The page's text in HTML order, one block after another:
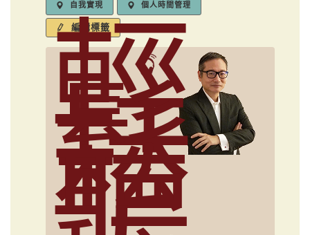
自我實現 個人時間管理
編輯標籤
輕
鬆